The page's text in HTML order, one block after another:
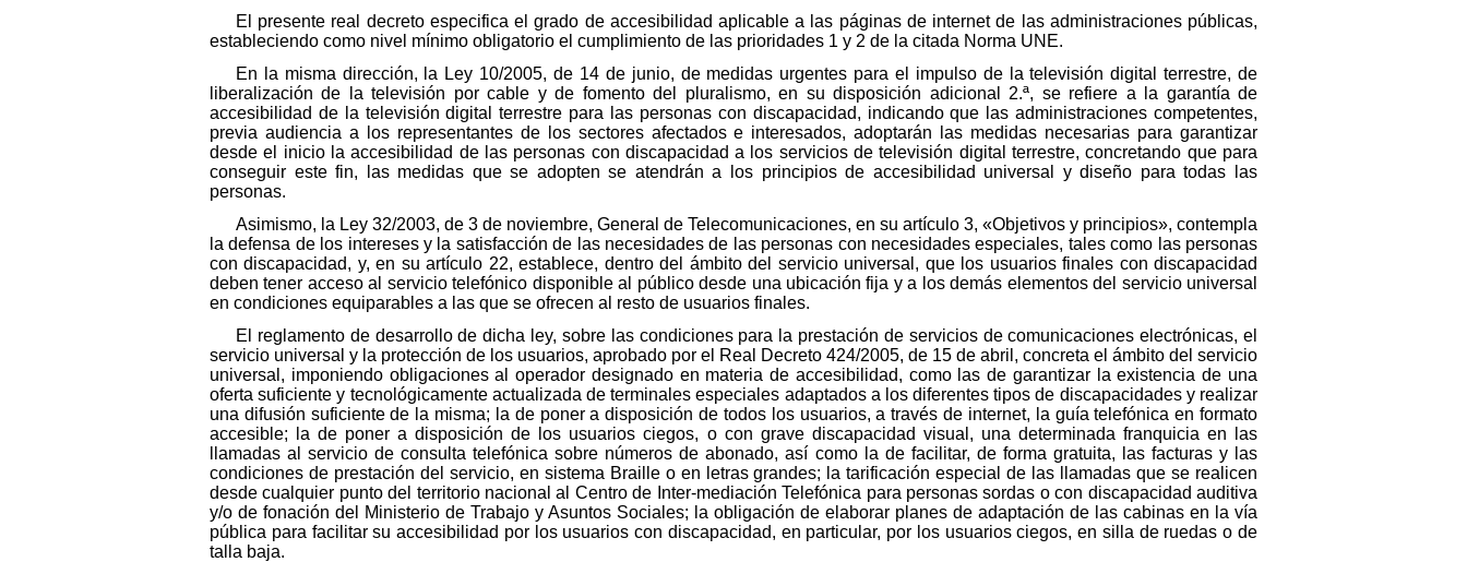
El presente real decreto especifica el grado de accesibilidad aplicable a las páginas de internet de las administraciones públicas,
estableciendo como nivel mínimo obligatorio el cumplimiento de las prioridades 1 y 2 de la citada Norma UNE.
En la misma dirección, la Ley 10/2005, de 14 de junio, de medidas urgentes para el impulso de la televisión digital terrestre, de
liberalización de la televisión por cable y de fomento del pluralismo, en su disposición adicional 2.ª, se refiere a la garantía de
accesibilidad de la televisión digital terrestre para las personas con discapacidad, indicando que las administraciones competentes,
previa audiencia a los representantes de los sectores afectados e interesados, adoptarán las medidas necesarias para garantizar
desde el inicio la accesibilidad de las personas con discapacidad a los servicios de televisión digital terrestre, concretando que para
conseguir este fin, las medidas que se adopten se atendrán a los principios de accesibilidad universal y diseño para todas las
personas.
Asimismo, la Ley 32/2003, de 3 de noviembre, General de Telecomunicaciones, en su artículo 3, «Objetivos y principios», contempla
la defensa de los intereses y la satisfacción de las necesidades de las personas con necesidades especiales, tales como las personas
con discapacidad, y, en su artículo 22, establece, dentro del ámbito del servicio universal, que los usuarios finales con discapacidad
deben tener acceso al servicio telefónico disponible al público desde una ubicación fija y a los demás elementos del servicio universal
en condiciones equiparables a las que se ofrecen al resto de usuarios finales.
El reglamento de desarrollo de dicha ley, sobre las condiciones para la prestación de servicios de comunicaciones electrónicas, el
servicio universal y la protección de los usuarios, aprobado por el Real Decreto 424/2005, de 15 de abril, concreta el ámbito del servicio
universal, imponiendo obligaciones al operador designado en materia de accesibilidad, como las de garantizar la existencia de una
oferta suficiente y tecnológicamente actualizada de terminales especiales adaptados a los diferentes tipos de discapacidades y realizar
una difusión suficiente de la misma; la de poner a disposición de todos los usuarios, a través de internet, la guía telefónica en formato
accesible; la de poner a disposición de los usuarios ciegos, o con grave discapacidad visual, una determinada franquicia en las
llamadas al servicio de consulta telefónica sobre números de abonado, así como la de facilitar, de forma gratuita, las facturas y las
condiciones de prestación del servicio, en sistema Braille o en letras grandes; la tarificación especial de las llamadas que se realicen
desde cualquier punto del territorio nacional al Centro de Inter-mediación Telefónica para personas sordas o con discapacidad auditiva
y/o de fonación del Ministerio de Trabajo y Asuntos Sociales; la obligación de elaborar planes de adaptación de las cabinas en la vía
pública para facilitar su accesibilidad por los usuarios con discapacidad, en particular, por los usuarios ciegos, en silla de ruedas o de
talla baja.